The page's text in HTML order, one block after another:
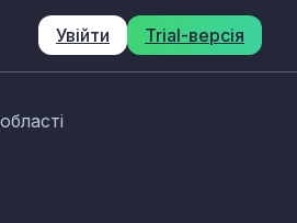
Увійти Trial-версія